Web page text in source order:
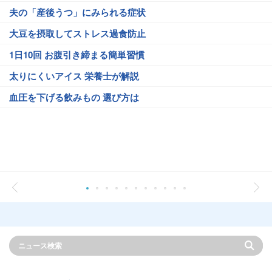
夫の「産後うつ」にみられる症状
大豆を摂取してストレス過食防止
1日10回 お腹引き締まる簡単習慣
太りにくいアイス 栄養士が解説
血圧を下げる飲みもの 選び方は